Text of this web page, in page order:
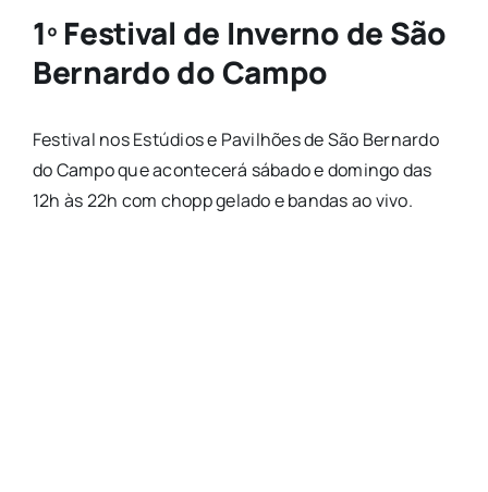
1º Festival de Inverno de São
Bernardo do Campo
Festival nos Estúdios e Pavilhões de São Bernardo
do Campo que acontecerá sábado e domingo das
12h às 22h com chopp gelado e bandas ao vivo.